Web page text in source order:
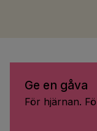
Ge en gåva
För hjärnan.